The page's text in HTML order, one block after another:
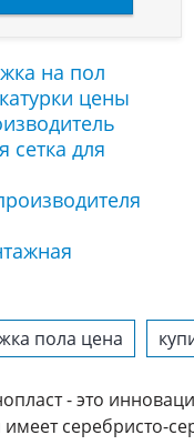
на пол
цены
сетка для
пола цена
- это
серебристо-